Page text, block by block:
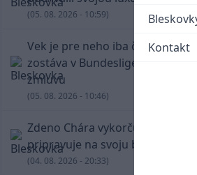
Kontakt
(05. 08. 2026 - 10:59)
Vek je pre neho iba číslo!
zostáva v Bundeslige, so
zmluvu
(05. 08. 2026 - 10:46)
Zdeno Chára vykorčuľoval na
pripravuje na svoju blížiacu sa
(04. 08. 2026 - 20:33)